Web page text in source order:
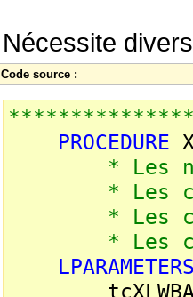
Nécessite
Code source :
PROCEDURE
* Les noms
* Les
* Les
* Les